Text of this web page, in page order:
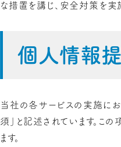
な措置を講じ、安全対策を実
個人情報
当社の各サービスの実施にお
須」と記述されています。こ
ます。